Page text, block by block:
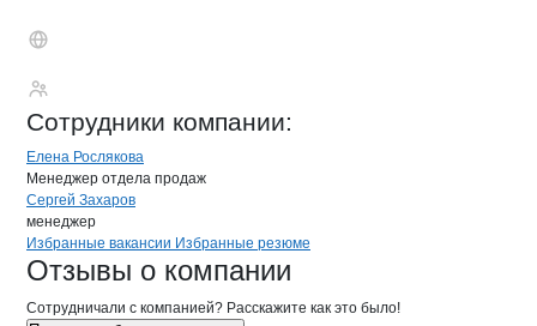
Сотрудники компании:
Елена Рослякова
Менеджер отдела продаж
Сергей Захаров
менеджер
Брендыкомпани
Вакансии в
Избранные вакансии Избранные резюме
Новости o
Отзывы о компании
Сотрудничали с компанией? Расскажите как это было!